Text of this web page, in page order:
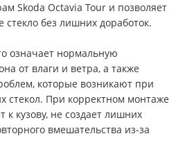
Skoda Octavia Tour и позволяет
без лишних доработок.
означает нормальную
от влаги и ветра, а также
которые возникают при
стекол. При корректном монтаже
к кузову, не создает лишних
вмешательства из-за